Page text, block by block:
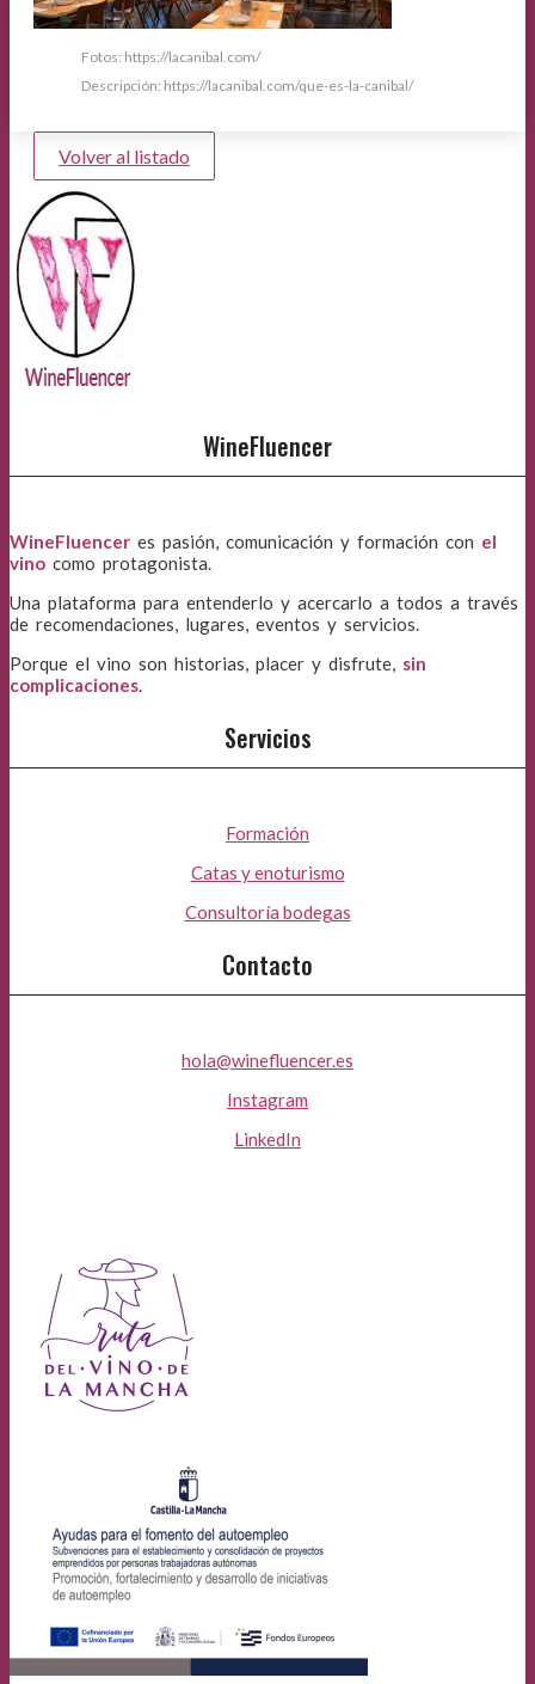
Fotos: https://lacanibal.com/
Descripción: https://lacanibal.com/que-es-la-canibal/
Volver al listado
WineFluencer
WineFluencer es pasión, comunicación y formación con el
vino como protagonista.
Una plataforma para entenderlo y acercarlo a todos a través
de recomendaciones, lugares, eventos y servicios.
Porque el vino son historias, placer y disfrute, sin
complicaciones.
Servicios
Formación
Catas y enoturismo
Consultoría bodegas
Contacto
hola@winefluencer.es
Instagram
LinkedIn